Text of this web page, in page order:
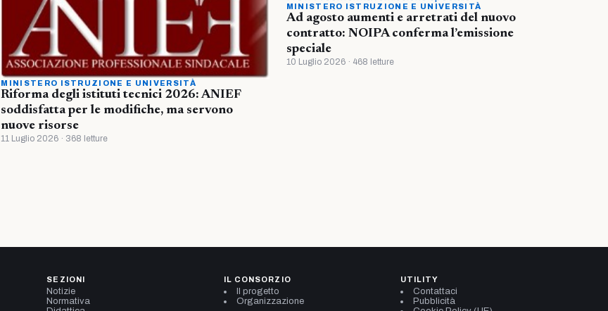
MINISTERO ISTRUZIONE E UNIVERSITÀ
Riforma degli istituti tecnici 2026: ANIEF
soddisfatta per le modifiche, ma servono
nuove risorse
11 Luglio 2026 · 368 letture
MINISTERO ISTRUZIONE E UNIVERSITÀ
Ad agosto aumenti e arretrati del nuovo
contratto: NOIPA conferma l’emissione
speciale
10 Luglio 2026 · 468 letture
SEZIONI
Notizie
Normativa
IL CONSORZIO
Il progetto
Organizzazione
UTILITY
Contattaci
Pubblicità